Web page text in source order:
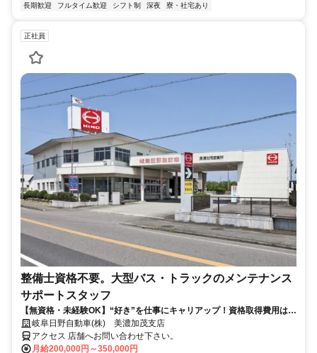
長期歓迎
フルタイム歓迎 シフト制 深夜 寮・社宅あり
正社員
整備士資格不要。大型バス・トラックのメンテナンス
サポートスタッフ
【無資格・未経験OK】“好き”を仕事にキャリアップ！資格取得費用は会
社が負担！
岐阜日野自動車(株) 美濃加茂支店
アクセス 店舗へお問い合わせ下さい。
月給200,000円～350,000円